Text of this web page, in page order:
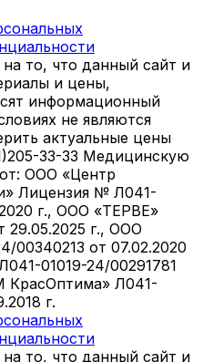
то, что данный сайт и
и цены,
информационный
не являются
актуальные цены
33-33 Медицинскую
ООО «Центр
Лицензия № Л041-
г., ООО «ТЕРВЕ»
29.05.2025 г., ООО
00340213 от 07.02.2020
01019-24/00291781
КрасОптима» Л041-
г.
то, что данный сайт и